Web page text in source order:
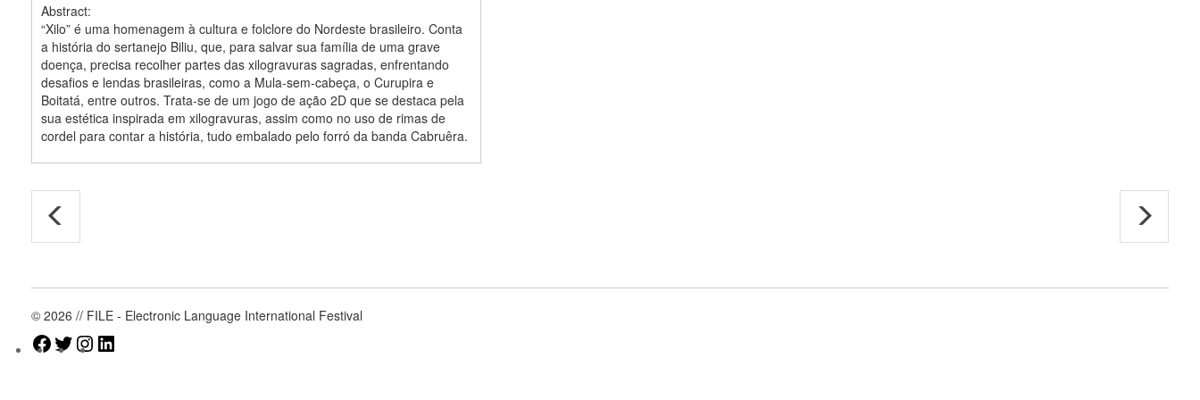
Abstract:
“Xilo” é uma homenagem à cultura e folclore do Nordeste brasileiro. Conta
a história do sertanejo Biliu, que, para salvar sua família de uma grave
doença, precisa recolher partes das xilogravuras sagradas, enfrentando
desafios e lendas brasileiras, como a Mula-sem-cabeça, o Curupira e
Boitatá, entre outros. Trata-se de um jogo de ação 2D que se destaca pela
sua estética inspirada em xilogravuras, assim como no uso de rimas de
cordel para contar a história, tudo embalado pelo forró da banda Cabruêra.
© 2026 // FILE - Electronic Language International Festival
Facebook
TwitterInstagram